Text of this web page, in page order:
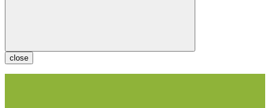
close